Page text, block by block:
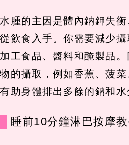
水腫的主因是體內鈉鉀失
從飲食入手。你需要減少
加工食品、醬料和醃製品
物的攝取，例如香蕉、菠
有助身體排出多餘的鈉和水
睡前10分鐘淋巴按摩